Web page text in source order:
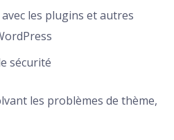
les plugins et autres
sécurité
les problèmes de thème,